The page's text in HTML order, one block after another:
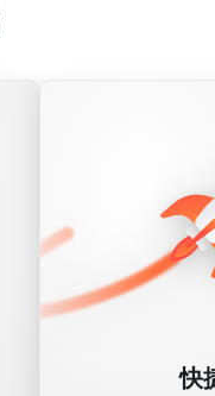
快